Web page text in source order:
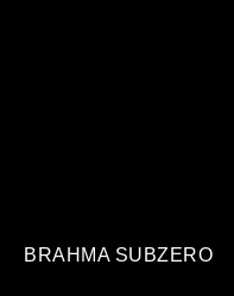
BRAHMA SUBZERO